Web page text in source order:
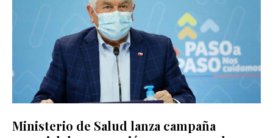
Ministerio de Salud lanza campaña